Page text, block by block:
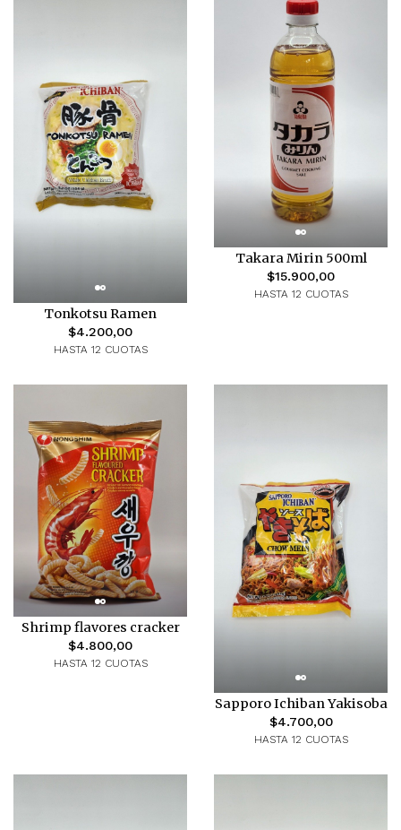
Tonkotsu Ramen
$4.200,00
HASTA 12 CUOTAS
Takara Mirin 500ml
$15.900,00
HASTA 12 CUOTAS
Shrimp flavores cracker
$4.800,00
HASTA 12 CUOTAS
Sapporo Ichiban Yakisoba
$4.700,00
HASTA 12 CUOTAS